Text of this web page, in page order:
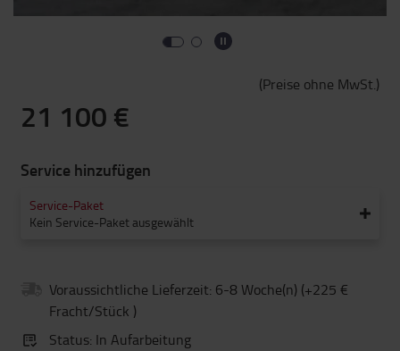
(Preise ohne MwSt.)
21 100 €
Service hinzufügen
Service-Paket
Kein Service-Paket ausgewählt
Voraussichtliche Lieferzeit: 6-8 Woche(n) (+225 €
Fracht/Stück )
Status: In Aufarbeitung